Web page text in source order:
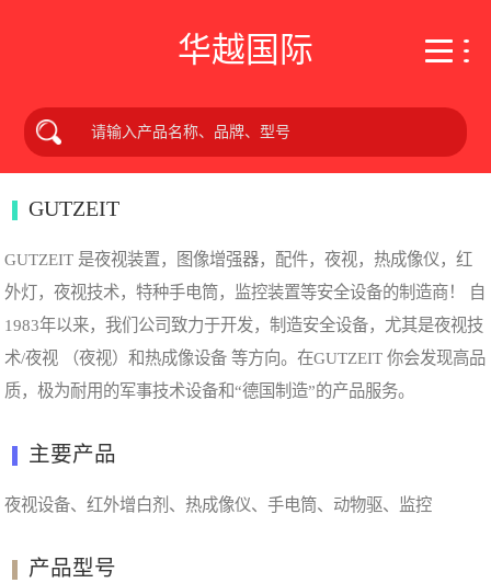
华越国际
GUTZEIT
GUTZEIT 是夜视装置，图像增强器，配件，夜视，热成像仪，红
外灯，夜视技术，特种手电筒，监控装置等安全设备的制造商！ 自
1983年以来，我们公司致力于开发，制造安全设备，尤其是夜视技
术/夜视 （夜视）和热成像设备 等方向。在GUTZEIT 你会发现高品
质，极为耐用的军事技术设备和“德国制造”的产品服务。
主要产品
夜视设备、红外增白剂、热成像仪、手电筒、动物驱、监控
产品型号